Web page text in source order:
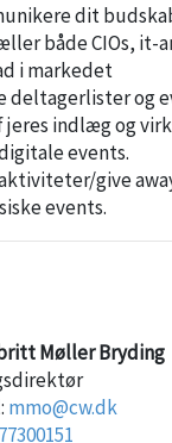
dit
både CIOs, it-
i markedet
deltagerlister og
jeres indlæg og
events.
give
events.
Møller Bryding
mmo@cw.dk
77300151